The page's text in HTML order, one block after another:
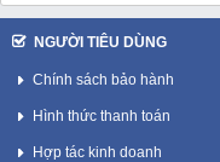
NGƯỜI TIÊU DÙNG
Chính sách bảo hành
Hình thức thanh toán
Hợp tác kinh doanh